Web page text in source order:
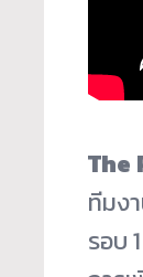
The
ทีมง
รอบ